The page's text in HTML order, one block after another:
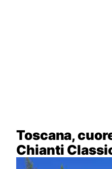
Toscana,
Chianti